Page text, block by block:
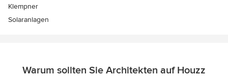
Klempner
Solaranlagen
Warum sollten Sie Architekten auf Houzz